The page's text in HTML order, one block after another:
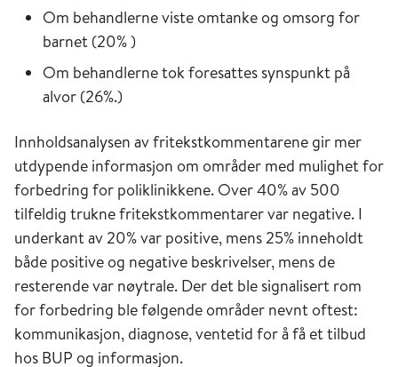
Om behandlerne viste omtanke og omsorg for
barnet (20% )
Om behandlerne tok foresattes synspunkt på
alvor (26%.)
Innholdsanalysen av fritekstkommentarene gir mer
utdypende informasjon om områder med mulighet for
forbedring for poliklinikkene. Over 40% av 500
tilfeldig trukne fritekstkommentarer var negative. I
underkant av 20% var positive, mens 25% inneholdt
både positive og negative beskrivelser, mens de
resterende var nøytrale. Der det ble signalisert rom
for forbedring ble følgende områder nevnt oftest:
kommunikasjon, diagnose, ventetid for å få et tilbud
hos BUP og informasjon.